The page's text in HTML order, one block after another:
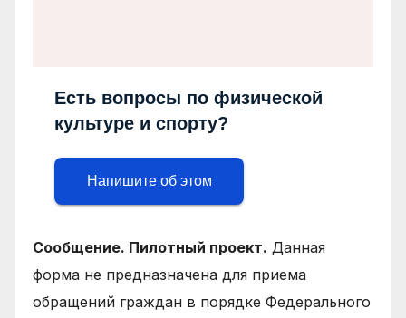
Есть вопросы по физической
культуре и спорту?
Напишите об этом
Сообщение. Пилотный проект. Данная
форма не предназначена для приема
обращений граждан в порядке Федерального